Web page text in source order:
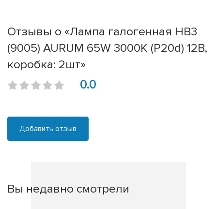
Отзывы о «Лампа галогенная HB3
(9005) AURUM 65W 3000K (P20d) 12В,
коробка: 2шт»
0.0
Добавить отзыв
Вы недавно смотрели